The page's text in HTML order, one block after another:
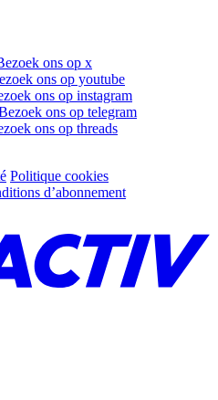
ons op x
ons op youtube
ons op instagram
ons op telegram
ons op threads
Politique cookies
d’abonnement